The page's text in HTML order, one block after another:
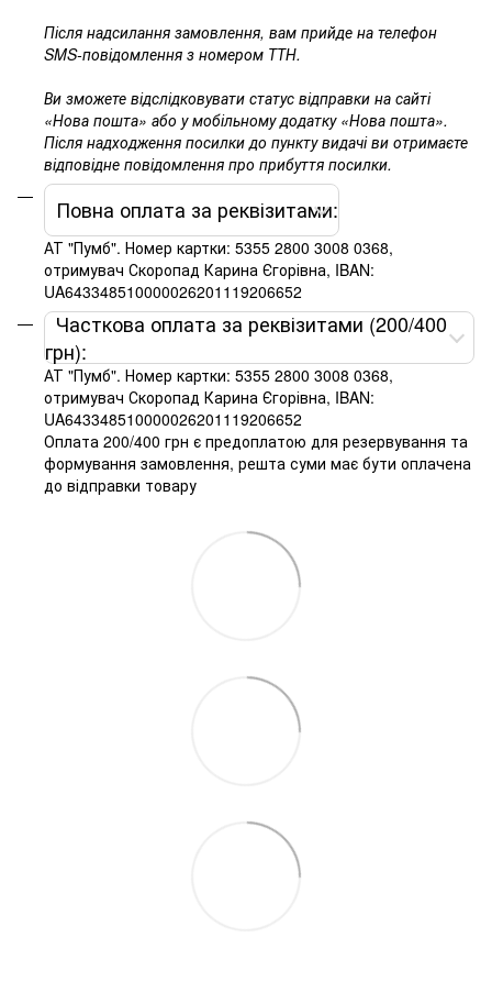
Після надсилання замовлення, вам прийде на телефон
SMS-повідомлення з номером ТТН.
Ви зможете відслідковувати статус відправки на сайті
«Нова пошта» або у мобільному додатку «Нова пошта».
Після надходження посилки до пункту видачі ви отримаєте
відповідне повідомлення про прибуття посилки.
Повна оплата за реквізитами:
АТ "Пумб". Номер картки: 5355 2800 3008 0368,
отримувач Скоропад Карина Єгорівна, IBAN:
UA643348510000026201119206652
Часткова оплата за реквізитами (200/400
грн):
АТ "Пумб". Номер картки: 5355 2800 3008 0368,
отримувач Скоропад Карина Єгорівна, IBAN:
UA643348510000026201119206652
Оплата 200/400 грн є предоплатою для резервування та
формування замовлення, решта суми має бути оплачена
до відправки товару